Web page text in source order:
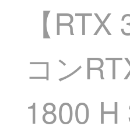
【
コン
1800